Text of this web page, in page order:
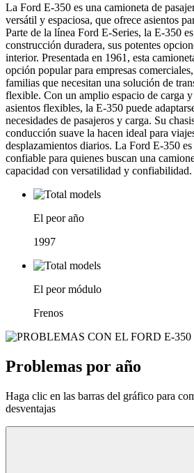
La Ford E-350 es una camioneta de
versátil y espaciosa, que ofrece asientos
Parte de la línea Ford E-Series, la E-350
construcción duradera, sus potentes
interior. Presentada en 1961, esta
opción popular para empresas
familias que necesitan una solución de
flexible. Con un amplio espacio de carga
asientos flexibles, la E-350 puede
necesidades de pasajeros y carga. Su
conducción suave la hacen ideal para
desplazamientos diarios. La Ford E-350
confiable para quienes buscan una
capacidad con versatilidad y confiabilidad.
El peor año
1997
El peor módulo
Frenos
Problemas por año
Haga clic en las barras del gráfico para
desventajas